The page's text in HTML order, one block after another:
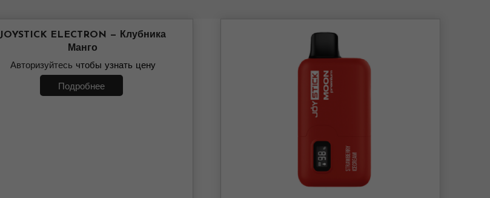
JOYSTICK ELECTRON — Клубника
Манго
Авторизуйтесь чтобы узнать цену
Подробнее